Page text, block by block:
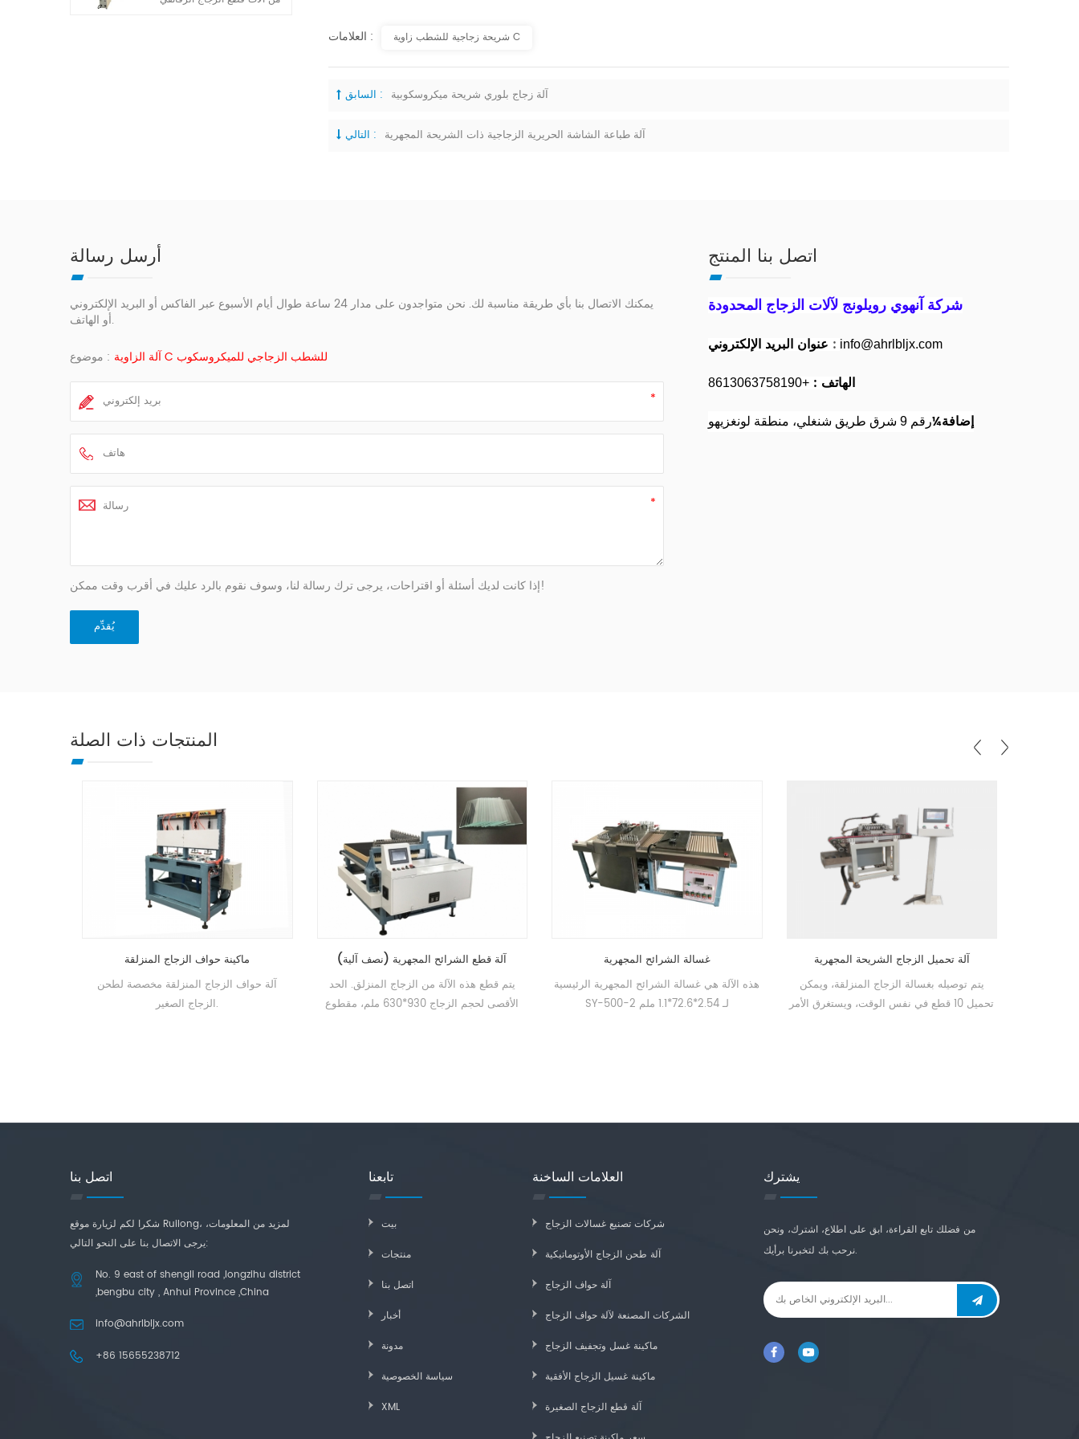
العلامات : شريحة زجاجية للشطب زاوية C
السابق : آلة زجاج بلوري شريحة ميكروسكوبية
التالي : آلة طباعة الشاشة الحريرية الزجاجية ذات الشريحة المجهرية
أرسل رسالة
يمكنك الاتصال بنا بأي طريقة مناسبة لك. نحن متواجدون على مدار 24 ساعة طوال أيام الأسبوع عبر الفاكس أو البريد الإلكتروني
أو الهاتف.
موضوع :
آلة الزاوية C للشطب الزجاجي للميكروسكوب
إذا كانت لديك أسئلة أو اقتراحات، يرجى ترك رسالة لنا، وسوف نقوم بالرد عليك في أقرب وقت ممكن!
اتصل بنا المنتج
شركة آنهوي رويلونج لآلات الزجاج المحدودة
: info@ahrlbljx.com
الهاتف : +8613063758190
إضافة¼رقم 9 شرق طريق شنغلي، منطقة لونغزيهو
المنتجات ذات الصلة
ماكينة حواف الزجاج المنزلقة
آلة حواف الزجاج المنزلقة مخصصة لطحن
الزجاج الصغير.
آلة قطع الشرائح المجهرية (نصف آلية)
يتم قطع هذه الآلة من الزجاج المنزلق. الحد
الأقصى لحجم الزجاج 930*630 ملم، مقطوع
غسالة الشرائح المجهرية
هذه الآلة هي غسالة الشرائح المجهرية الرئيسية
SY-500-2 لـ 2.54*72.6*1.1 ملم
آلة تحميل الزجاج الشريحة المجهرية
يتم توصيله بغسالة الزجاج المنزلقة، ويمكن
تحميل 10 قطع في نفس الوقت، ويستغرق الأمر
اتصل بنا
شكرا لكم لزيارة موقع Ruilong، لمزيد من المعلومات،
يرجى الاتصال بنا على النحو التالي:
No. 9 east of shengli road ,longzihu district
,bengbu city , Anhui Province ,China
info@ahrlbljx.com
+86 15655238712
تابعنا
بيت
منتجات
اتصل بنا
أخبار
مدونة
سياسة الخصوصية
XML
العلامات الساخنة
شركات تصنيع غسالات الزجاج
آلة طحن الزجاج الأوتوماتيكية
آلة حواف الزجاج
الشركات المصنعة لآلة حواف الزجاج
ماكينة غسل وتجفيف الزجاج
ماكينة غسيل الزجاج الأفقية
آلة قطع الزجاج الصغيرة
يشترك
من فضلك تابع القراءة، ابق على اطلاع، اشترك، ونحن
نرحب بك لتخبرنا برأيك.